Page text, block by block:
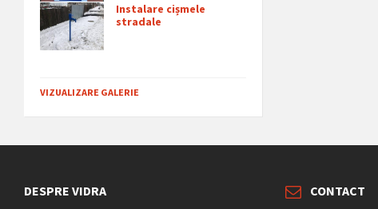
Instalare cișmele
stradale
VIZUALIZARE GALERIE
DESPRE VIDRA CONTACT